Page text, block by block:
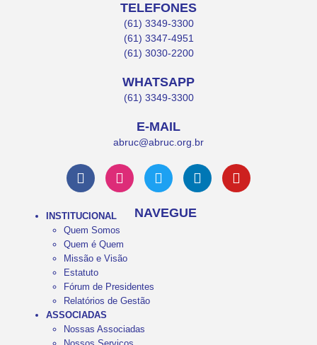
TELEFONES
(61) 3349-3300
(61) 3347-4951
(61) 3030-2200
WHATSAPP
(61) 3349-3300
E-MAIL
abruc@abruc.org.br
NAVEGUE
INSTITUCIONAL
Quem Somos
Quem é Quem
Missão e Visão
Estatuto
Fórum de Presidentes
Relatórios de Gestão
ASSOCIADAS
Nossas Associadas